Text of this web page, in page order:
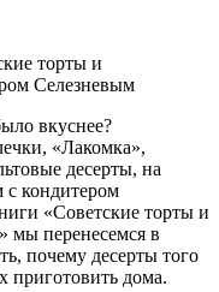
вкуснее?
«Лакомка»,
десерты, на
с кондитером
«Советские торты и
мы перенесемся в
почему десерты того
приготовить дома.